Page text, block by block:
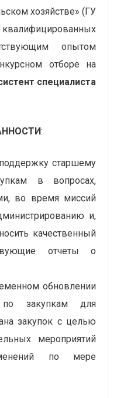
хозяйстве» (ГУ
опытом
отборе на
специалиста
:
старшему
в вопросах,
во время миссий
и,
качественный
отчеты о
обновлении
по закупкам для
закупок с целью
мероприятий
по мере